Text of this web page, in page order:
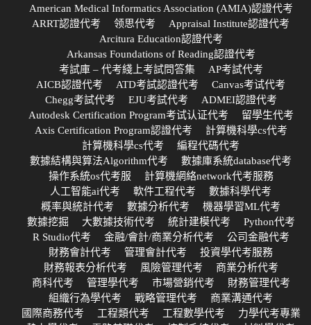
American Medical Informatics Association (AMIA)認證代考
ARRT認證代考
领思代考
Appraisal Institute認證代考
Arcitura Education認證代考
Arkansas Foundations of Reading認證代考
考試庫 – 代考綫上考試問答集
AP考試代考
AICB認證代考
ATD考試認證代考
Canvas考试代考
Chegg考試代考
EJU考試代考
ADMEI認證代考
Autodesk Certification Program考试认证代考
留學生代考
Axis Certification Program認證代考
計算機科學cs代考
計算機科學cs代考
編程代碼代考
數據結構與算法Algorithm代考
數據庫系統database代考
操作系統os代考服
計算機網絡network代考服務
人工智能ai代考
軟件工程代考
數據科學代考
概率與統計代考
數據分析代考
機器學習ML代考
數據挖掘
大數據技術代考 統計建模代考
Python代考
R Studio代考
金融/會計/商業分析代考
公司金融代考
財務會計代考
管理會計代考
投資學代考服務
財務報表分析代考
風險管理代考
商業分析代考
商科代考
管理學代考 市場營銷代考
財務管理代考
組織行為學代考
戰略管理代考
商業溝通代考
國際商務代考
工程類代考 工程數學代考
力學代考專業